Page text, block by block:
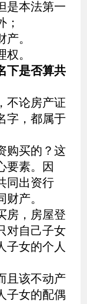
是本法第一
；
产。
。
下是否算共
不论房产证
字，都属于
购买的？这
要素。因
同出资行
产。
房，房屋登
对自己子女
子女的个人
且该不动产
子女的配偶